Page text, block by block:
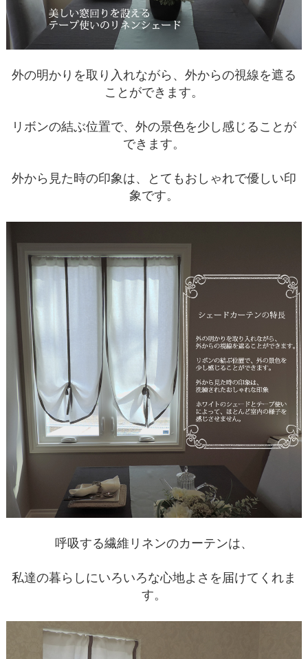
外の明かりを取り入れながら、外からの視線を遮る
ことができます。
リボンの結ぶ位置で、外の景色を少し感じることが
できます。
外から見た時の印象は、とてもおしゃれで優しい印
象です。
呼吸する繊維リネンのカーテンは、
私達の暮らしにいろいろな心地よさを届けてくれま
す。